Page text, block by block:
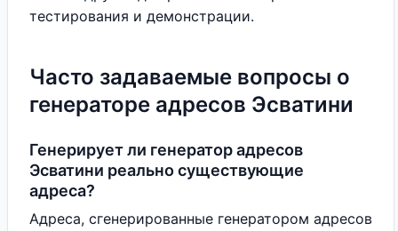
тестирования и демонстрации.
Часто задаваемые вопросы о
генераторе адресов Эсватини
Генерирует ли генератор адресов
Эсватини реально существующие
адреса?
Адреса, сгенерированные генератором адресов